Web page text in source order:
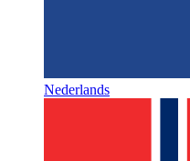
Nederlands